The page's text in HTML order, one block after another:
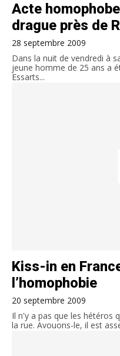
Acte
drague près de
28 septembre 2009
Dans la nuit de vendredi à
jeune homme de 25 ans a
Essarts...
Kiss-in en
l’homophobie
20 septembre 2009
Il n'y a pas que les hétéros
la rue. Avouons-le, il est